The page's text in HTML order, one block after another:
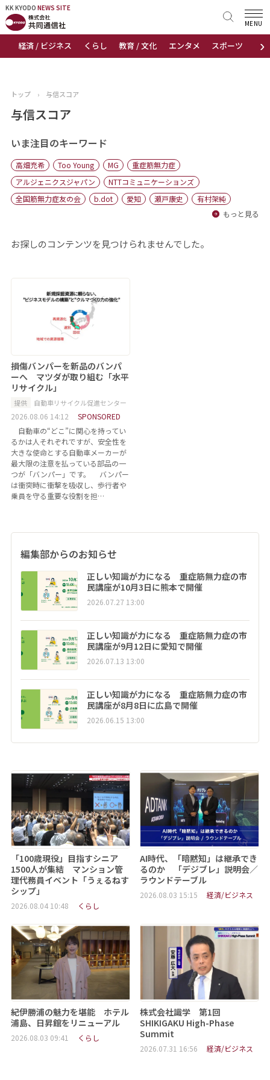
KK KYODO NEWS SITE
›
経済 / ビジネス くらし 教育 / 文化 エンタメ スポーツ 地域
MENU
KK KYODONEWS SITE
トップページ
ニュース
おすすめコンテンツ
出版物
会社概要
トップ › 与信スコア
与信スコア
いま注目のキーワード
高畑充希 Too Young MG
重症筋無力症
アルジェニクスジャパン
NTTコミュニケーションズ
全国筋無力症友の会
b.dot 愛知 瀬戸康史
有村架純
もっと見る
お探しのコンテンツを見つけられませんでした。
損傷バンパーを新品のバンパ
ーへ マツダが取り組む「水平
リサイクル」
提供 自動車リサイクル促進センター
2026.08.06 14:12
SPONSORED
自動車の“どこ”に関心を持ってい
るかは人それぞれですが、安全性を
大きな使命とする自動車メーカーが
最大限の注意を払っている部品の一
つが「バンパー」です。 バンパー
は衝突時に衝撃を吸収し、歩行者や
乗員を守る重要な役割を担…
編集部からのお知らせ
正しい知識が力になる 重症筋無力症の市
民講座が10月3日に熊本で開催
2026.07.27 13:00
正しい知識が力になる 重症筋無力症の市
民講座が9月12日に愛知で開催
2026.07.13 13:00
正しい知識が力になる 重症筋無力症の市
民講座が8月8日に広島で開催
2026.06.15 13:00
「100歳現役」目指すシニア
1500人が集結 マンション管
理代務員イベント「うぇるねす
シップ」
2026.08.04 10:48 くらし
AI時代、「暗黙知」は継承でき
るのか 「デジブレ」説明会／
ラウンドテーブル
2026.08.03 15:15 経済/ビジネス
紀伊勝浦の魅力を堪能 ホテル
浦島、日昇館をリニューアル
2026.08.03 09:41 くらし
株式会社識学 第1回
SHIKIGAKU High-Phase
Summit
2026.07.31 16:56 経済/ビジネス